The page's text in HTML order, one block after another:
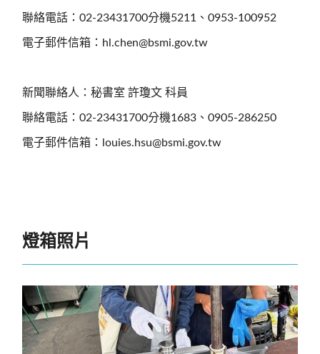
聯絡電話：02-23431700分機5211、0953-100952
電子郵件信箱：hl.chen@bsmi.gov.tw
新聞聯絡人：秘書室 許瓊文 科員
聯絡電話：02-23431700分機1683、0905-286250
電子郵件信箱：louies.hsu@bsmi.gov.tw
燈箱照片